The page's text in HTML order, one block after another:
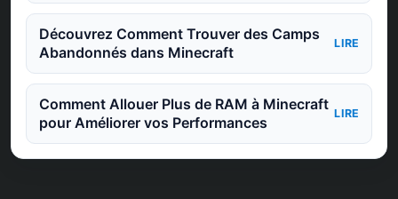
Découvrez Comment Trouver des Camps
Abandonnés dans Minecraft
LIRE
Comment Allouer Plus de RAM à Minecraft
pour Améliorer vos Performances
LIRE